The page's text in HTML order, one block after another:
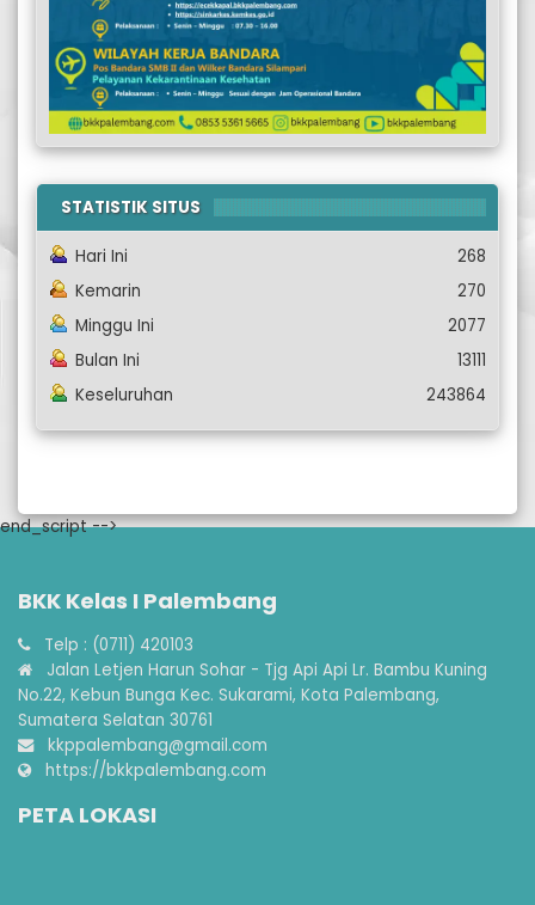
STATISTIK SITUS
Hari Ini
268
Kemarin
270
Minggu Ini
2077
Bulan Ini
13111
Keseluruhan
243864
end_script -->
BKK Kelas I Palembang
Telp : (0711) 420103
Jalan Letjen Harun Sohar - Tjg Api Api Lr. Bambu Kuning
No.22, Kebun Bunga Kec. Sukarami, Kota Palembang,
Sumatera Selatan 30761
kkppalembang@gmail.com
https://bkkpalembang.com
PETA LOKASI